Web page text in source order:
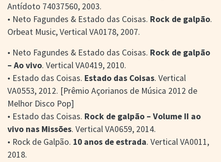
Antídoto 74037560, 2003.
• Neto Fagundes & Estado das Coisas. Rock de galpão.
Orbeat Music, Vertical VA0178, 2007.
• Neto Fagundes & Estado das Coisas. Rock de galpão
– Ao vivo. Vertical VA0419, 2010.
• Estado das Coisas. Estado das Coisas. Vertical
VA0553, 2012. [Prêmio Açorianos de Música 2012 de
Melhor Disco Pop]
• Estado das Coisas. Rock de galpão – Volume II ao
vivo nas Missões. Vertical VA0659, 2014.
• Rock de Galpão. 10 anos de estrada. Vertical VA0011,
2018.